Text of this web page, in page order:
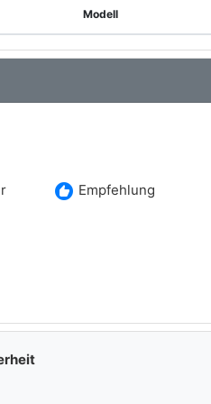
Modell
recommend Empfehlung